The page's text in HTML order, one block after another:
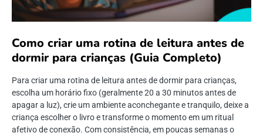
Como criar uma rotina de leitura antes de
dormir para crianças (Guia Completo)
Para criar uma rotina de leitura antes de dormir para crianças,
escolha um horário fixo (geralmente 20 a 30 minutos antes de
apagar a luz), crie um ambiente aconchegante e tranquilo, deixe a
criança escolher o livro e transforme o momento em um ritual
afetivo de conexão. Com consistência, em poucas semanas o